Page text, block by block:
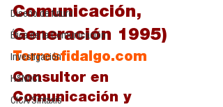
Diseño de futuro
Ética de la Comunicación
Investigación
H&NhCL
CICA/Sintaxis
Comunicación,
Generación 1995)
Torresfidalgo.com
Consultor en
Comunicación y